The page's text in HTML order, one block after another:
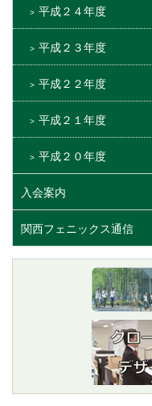
平成２４年度
平成２３年度
平成２２年度
平成２１年度
平成２０年度
入会案内
関西フェニックス通信